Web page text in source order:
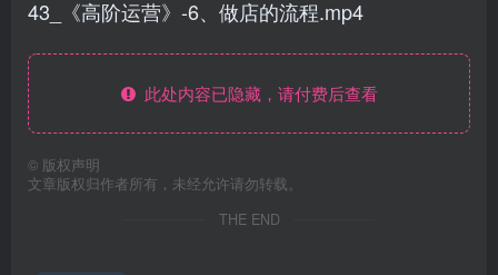
43_《高阶运营》-6、做店的流程.mp4
此处内容已隐藏，请付费后查看
© 版权声明
文章版权归作者所有，未经允许请勿转载。
THE END